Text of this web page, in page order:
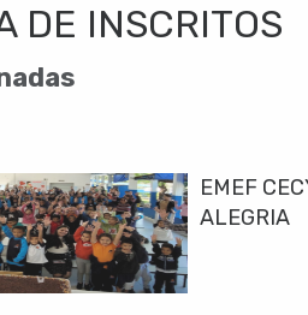
DE INSCRITOS
EMEF
ALEGRIA